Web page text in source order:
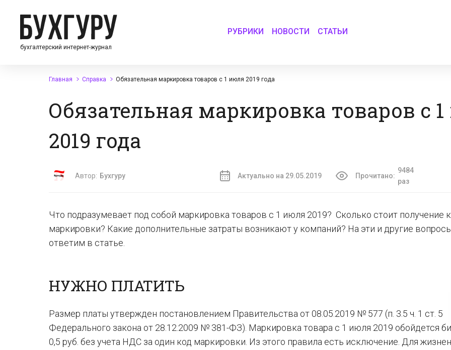
бухгалтерский интернет-журнал
РУБРИКИ НОВОСТИ СТАТЬИ
Главная Справка Обязательная маркировка товаров с 1 июля 2019 года
Обязательная маркировка товаров с
2019 года
Автор: Бухгуру Актуально на 29.05.2019 Прочитано:
9484
раз
Что подразумевает под собой маркировка товаров с 1 июля 2019? Сколько стоит получение
маркировки? Какие дополнительные затраты возникают у компаний? На эти и другие
ответим в статье.
НУЖНО ПЛАТИТЬ
Размер платы утвержден постановлением Правительства от 08.05.2019 № 577 (п. 3.5 ч. 1 ст. 5
Федерального закона от 28.12.2009 № 381-ФЗ). Маркировка товара с 1 июля 2019 обойдется
0,5 руб. без учета НДС за один код маркировки. Из этого правила есть исключение. Для